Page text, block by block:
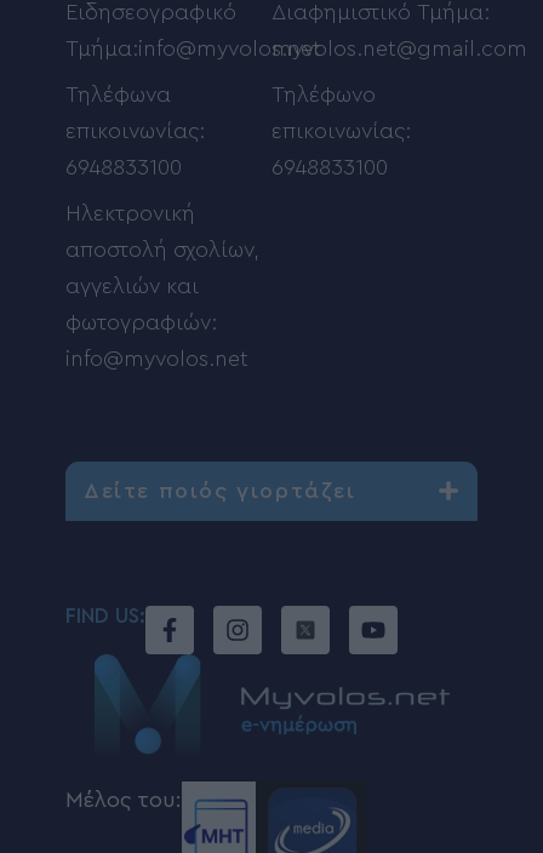
Ειδησεογραφικό
Τμήμα:info@myvolos.net
Τηλέφωνα
επικοινωνίας:
6948833100
Ηλεκτρονική
αποστολή σχολίων,
αγγελιών και
φωτογραφιών:
info@myvolos.net
Διαφημιστικό Τμήμα:
myvolos.net@gmail.com
Τηλέφωνο
επικοινωνίας:
6948833100
Δείτε ποιός γιορτάζει
FIND US:
Μέλος του: